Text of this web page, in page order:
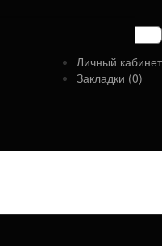
Личный кабинет
Закладки (0)